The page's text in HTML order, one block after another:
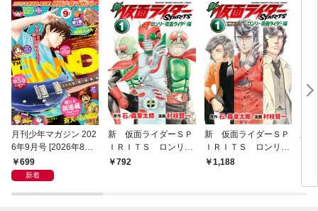
月刊少年マガジン 202
6年9月号 [2026年8月6
日発売]
699
新着
新 仮面ライダーＳＰ
ＩＲＩＴＳ ロンリー
仮面ライダー編（１）
792
新 仮面ライダーＳＰ
ＩＲＩＴＳ ロンリー
仮面ライダー編 特装
1,188
新